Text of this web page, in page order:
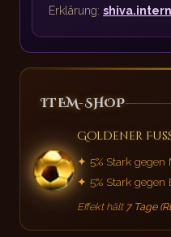
Erklärung:
ITEM-SHOP
Goldener
✦ 5% Stark gegen
✦ 5% Stark gegen
Effekt hält 7 Tage